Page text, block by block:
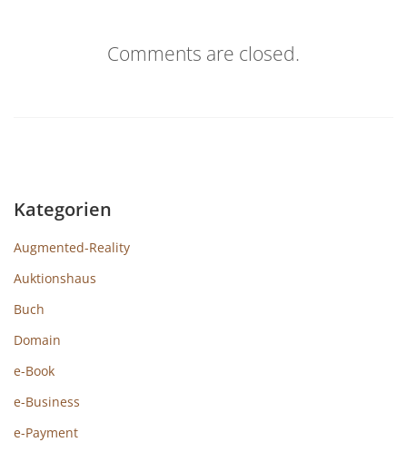
Comments are closed.
Kategorien
Augmented-Reality
Auktionshaus
Buch
Domain
e-Book
e-Business
e-Payment